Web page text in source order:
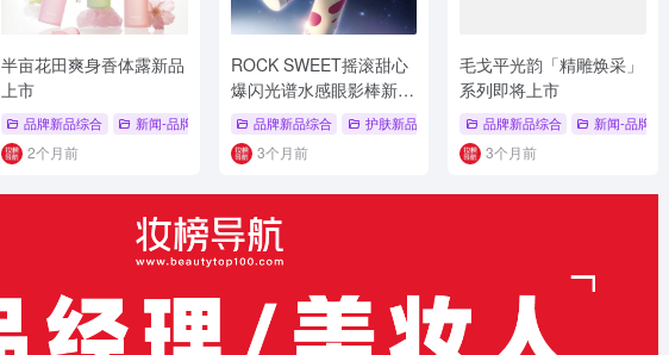
# 品牌新品 # 品牌礼盒 # 花皙蔻
半亩花田爽身香体露新品
上市
品牌新品综合 新闻-品牌新品 # 爽身香体露 # 24小时爽身净味 # 三重爽身净味技术
2个月前
ROCK SWEET摇滚甜心
爆闪光谱水感眼影棒新品
上市品牌新品综合 护肤新品 # 品牌新品综合 # 彩妆 # 护肤新品
3个月前
毛戈平光韵「精雕焕采」
系列即将上市
品牌新品综合 新闻-品牌新
3个月前